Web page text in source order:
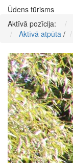
Ūdens tūrisms
Aktīvā pozīcija:
Aktīvā atpūta /